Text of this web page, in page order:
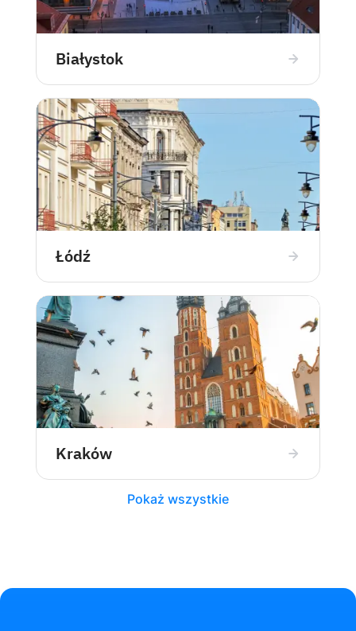
Białystok
Łódź
Kraków
Pokaż wszystkie